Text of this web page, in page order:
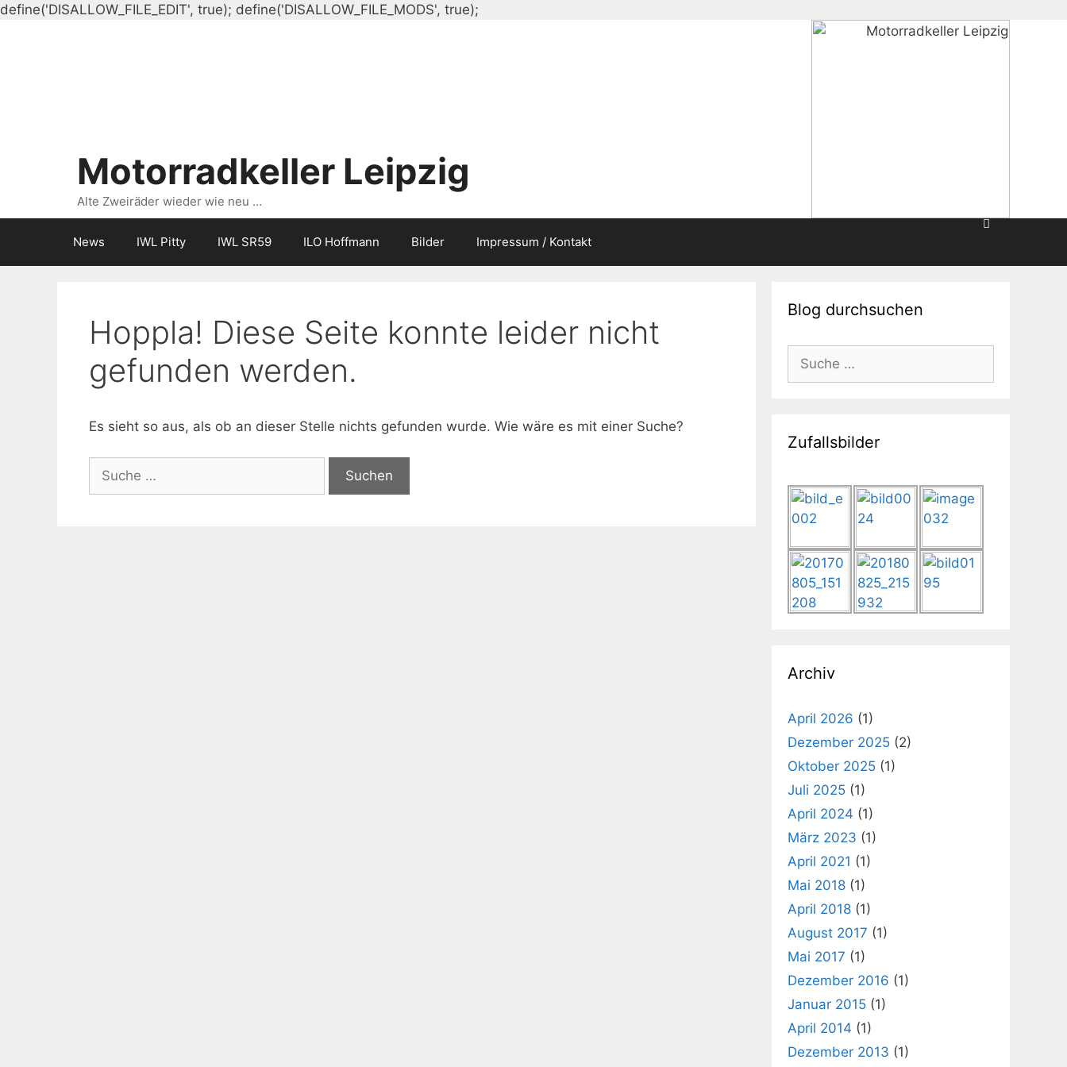
define('DISALLOW_FILE_EDIT', true); define('DISALLOW_FILE_MODS', true);
Motorradkeller Leipzig
Alte Zweiräder wieder wie neu …
News IWL Pitty IWL SR59 ILO Hoffmann Bilder Impressum / Kontakt
Hoppla! Diese Seite konnte leider nicht
gefunden werden.
Es sieht so aus, als ob an dieser Stelle nichts gefunden wurde. Wie wäre es mit einer Suche?
nach:
Blog durchsuchen
Suche
nach:
Zufallsbilder
Archiv
April 2026 (1)
Dezember 2025 (2)
Oktober 2025 (1)
Juli 2025 (1)
April 2024 (1)
März 2023 (1)
April 2021 (1)
Mai 2018 (1)
April 2018 (1)
August 2017 (1)
Mai 2017 (1)
Dezember 2016 (1)
Januar 2015 (1)
April 2014 (1)
Dezember 2013 (1)